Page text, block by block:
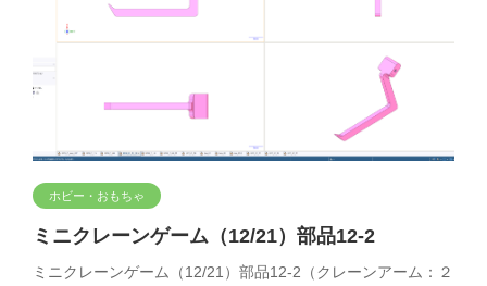
ホビー・おもちゃ
ミニクレーンゲーム（12/21）部品12-2
ミニクレーンゲーム（12/21）部品12-2（クレーンアーム：２